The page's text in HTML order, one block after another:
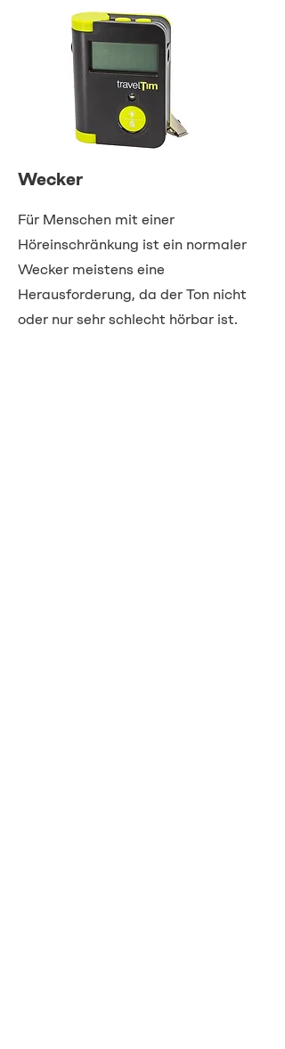
Wecker
Für Menschen mit einer
Höreinschränkung ist ein normaler
Wecker meistens eine
Herausforderung, da der Ton nicht
oder nur sehr schlecht hörbar ist.